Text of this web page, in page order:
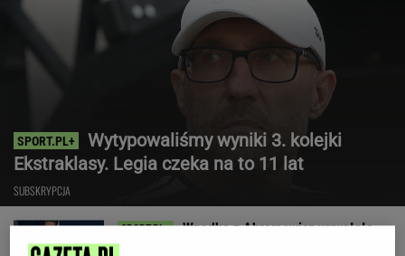
Wytypowaliśmy wyniki 3. kolejki
Ekstraklasy. Legia czeka na to 11 lat
SUBSKRYPCJA
Wpadka z Abramowicz wywołała
szum. U Świątek wydarzyło się coś